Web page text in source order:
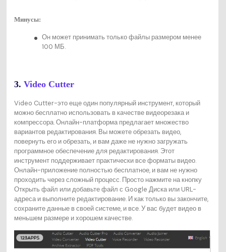
Минусы:
Он может принимать только файлы размером менее
100 МБ.
3. Video Cutter
Video Cutter-это еще один популярный инструмент, который
можно бесплатно использовать в качестве видеорезака и
компрессора. Онлайн-платформа предлагает множество
вариантов редактирования. Вы можете обрезать видео,
повернуть его и обрезать, и вам даже не нужно загружать
программное обеспечение для редактирования. Этот
инструмент поддерживает практически все форматы видео.
Онлайн-приложение полностью бесплатное, и вам не нужно
проходить через сложный процесс. Просто нажмите на кнопку
Открыть файл или добавьте файл с Google Диска или URL-
адреса и выполните редактирование. И как только вы закончите,
сохраните данные в своей системе, и все. У вас будет видео в
меньшем размере и хорошем качестве.